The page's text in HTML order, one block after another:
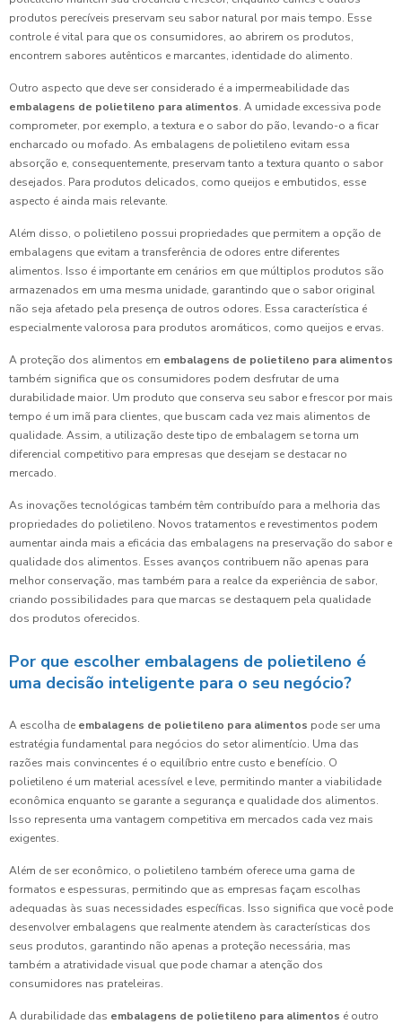
produtos perecíveis preservam seu sabor natural por mais tempo. Esse
controle é vital para que os consumidores, ao abrirem os produtos,
encontrem sabores autênticos e marcantes, identidade do alimento.
Outro aspecto que deve ser considerado é a impermeabilidade das
embalagens de polietileno para alimentos. A umidade excessiva pode
comprometer, por exemplo, a textura e o sabor do pão, levando-o a ficar
encharcado ou mofado. As embalagens de polietileno evitam essa
absorção e, consequentemente, preservam tanto a textura quanto o sabor
desejados. Para produtos delicados, como queijos e embutidos, esse
aspecto é ainda mais relevante.
Além disso, o polietileno possui propriedades que permitem a opção de
embalagens que evitam a transferência de odores entre diferentes
alimentos. Isso é importante em cenários em que múltiplos produtos são
armazenados em uma mesma unidade, garantindo que o sabor original
não seja afetado pela presença de outros odores. Essa característica é
especialmente valorosa para produtos aromáticos, como queijos e ervas.
A proteção dos alimentos em embalagens de polietileno para alimentos
também significa que os consumidores podem desfrutar de uma
durabilidade maior. Um produto que conserva seu sabor e frescor por mais
tempo é um imã para clientes, que buscam cada vez mais alimentos de
qualidade. Assim, a utilização deste tipo de embalagem se torna um
diferencial competitivo para empresas que desejam se destacar no
mercado.
As inovações tecnológicas também têm contribuído para a melhoria das
propriedades do polietileno. Novos tratamentos e revestimentos podem
aumentar ainda mais a eficácia das embalagens na preservação do sabor e
qualidade dos alimentos. Esses avanços contribuem não apenas para
melhor conservação, mas também para a realce da experiência de sabor,
criando possibilidades para que marcas se destaquem pela qualidade
dos produtos oferecidos.
Por que escolher embalagens de polietileno é
uma decisão inteligente para o seu negócio?
A escolha de embalagens de polietileno para alimentos pode ser uma
estratégia fundamental para negócios do setor alimentício. Uma das
razões mais convincentes é o equilíbrio entre custo e benefício. O
polietileno é um material acessível e leve, permitindo manter a viabilidade
econômica enquanto se garante a segurança e qualidade dos alimentos.
Isso representa uma vantagem competitiva em mercados cada vez mais
exigentes.
Além de ser econômico, o polietileno também oferece uma gama de
formatos e espessuras, permitindo que as empresas façam escolhas
adequadas às suas necessidades específicas. Isso significa que você pode
desenvolver embalagens que realmente atendem às características dos
seus produtos, garantindo não apenas a proteção necessária, mas
também a atratividade visual que pode chamar a atenção dos
consumidores nas prateleiras.
A durabilidade das embalagens de polietileno para alimentos é outro